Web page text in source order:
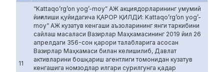
11
“Kattaqo’rg’on yog’-moy” АЖ акциядорларининг умумий
йиғилиши қуйидагича ҚАРОР ҚИЛДИ: Kattaqo’rg’on yog’-
moy” АЖ кузатув кенгаши аъзоларининг янги таркибини
сайлаш масаласи Вазирлар Маҳкамасининг 2019 йил 26
апрелдаги 356-сон қарори талабларига асосан
Вазирлар Маҳкамаси билан келишилиб, Давлат
активларини бошқариш агентлиги томонидан кузатув
кенгашига номзодлар илгари сурилгунга қадар